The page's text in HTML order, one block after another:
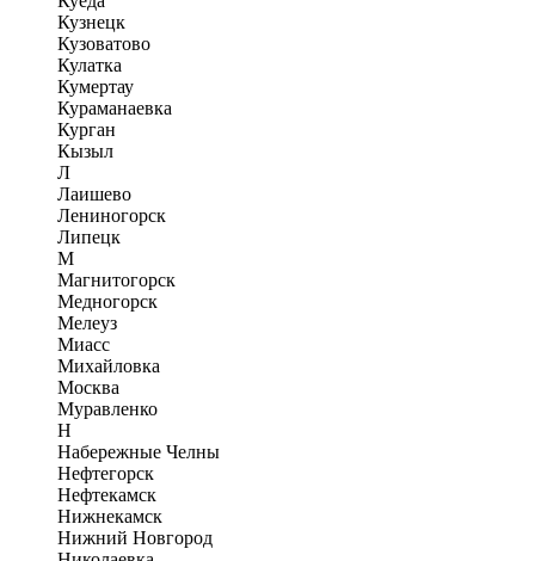
Кузнецк
Кузоватово
Кулатка
Кумертау
Кураманаевка
Курган
Кызыл
Л
Лаишево
Лениногорск
Липецк
М
Магнитогорск
Медногорск
Мелеуз
Миасс
Михайловка
Москва
Муравленко
Н
Набережные Челны
Нефтегорск
Нефтекамск
Нижнекамск
Нижний Новгород